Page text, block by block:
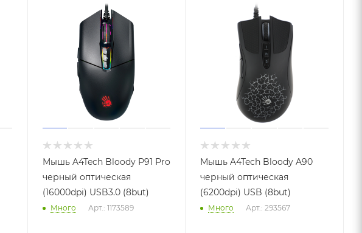
Мышь A4Tech Bloody P91 Pro
черный оптическая
(16000dpi) USB3.0 (8but)
Много Арт.: 1173589
Мышь A4Tech Bloody A90
черный оптическая
(6200dpi) USB (8but)
Много Арт.: 293567